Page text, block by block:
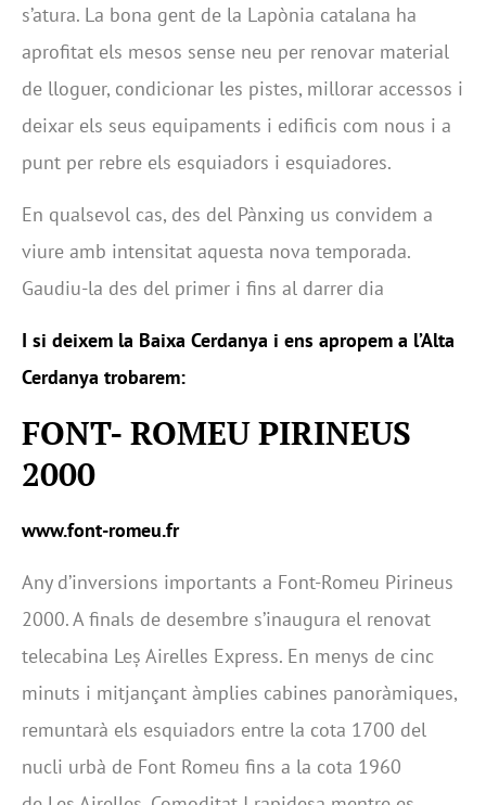
s’atura. La bona gent de la Lapònia catalana ha
aprofitat els mesos sense neu per renovar material
de lloguer, condicionar les pistes, millorar accessos i
deixar els seus equipaments i edificis com nous i a
punt per rebre els esquiadors i esquiadores.
En qualsevol cas, des del Pànxing us convidem a
viure amb intensitat aquesta nova temporada.
Gaudiu-la des del primer i fins al darrer dia
I si deixem la Baixa Cerdanya i ens apropem a l’Alta
Cerdanya trobarem:
FONT- ROMEU PIRINEUS
2000
www.font-romeu.fr
Any d’inversions importants a Font-Romeu Pirineus
2000. A finals de desembre s’inaugura el renovat
telecabina Leș Airelles Express. En menys de cinc
minuts i mitjançant àmplies cabines panoràmiques,
remuntarà els esquiadors entre la cota 1700 del
nucli urbà de Font Romeu fins a la cota 1960